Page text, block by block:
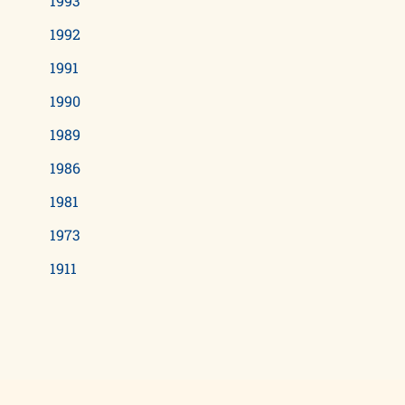
1992
1991
1990
1989
1986
1981
1973
1911